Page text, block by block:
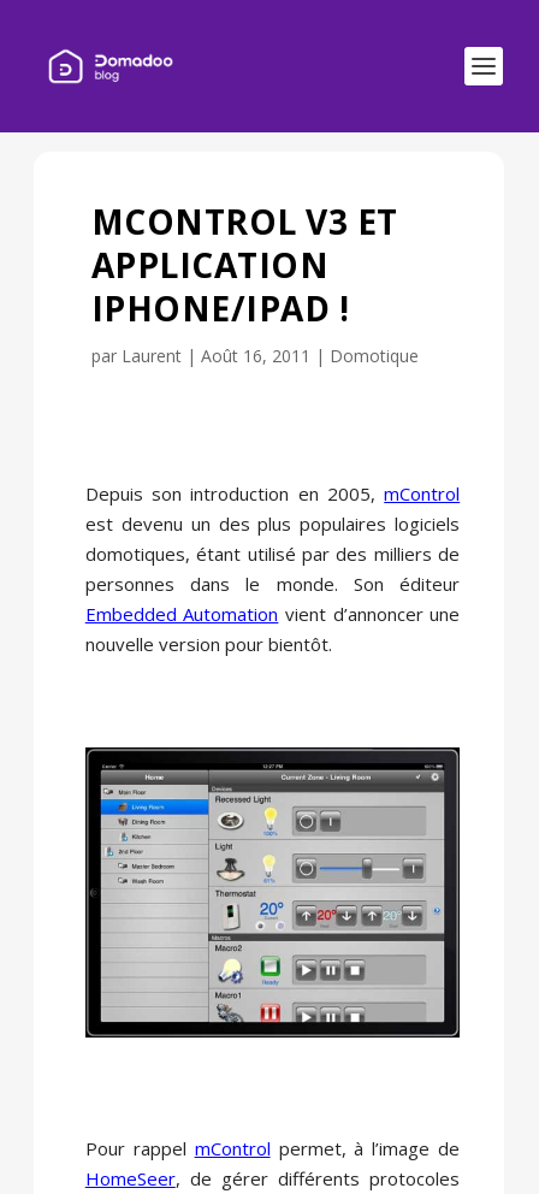
MCONTROL V3 ET
APPLICATION
IPHONE/IPAD !
par Laurent| Août 16, 2011 | Domotique
Depuis son introduction en 2005,mControl
est devenu un des plus populaires logiciels
domotiques, étant utilisé par des milliers de
personnes dans le monde. Son éditeur
Embedded Automation vient d’annoncer une
nouvelle version pour bientôt.
Pour rappel mControl permet, à l’image de
HomeSeer, de gérer différents protocoles